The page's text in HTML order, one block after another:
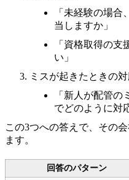
「未経験の場合
当しますか」
「資格取得の支
い」
ミスが起きたときの
「新人が配管の
でどのように対
この3つへの答えで、その
ます。
回答のパターン